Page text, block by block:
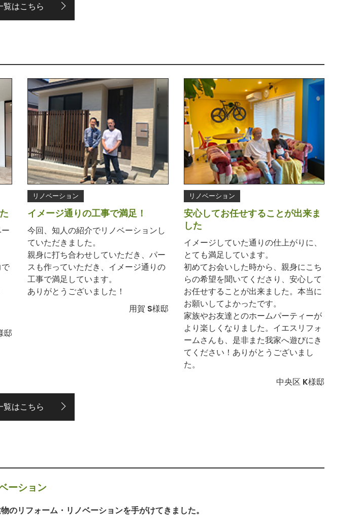
覧はこちら
邸
リノベーション
イメージ通りの工事で満足！
今回、知人の紹介でリノベーションし
ていただきました。
親身に打ち合わせしていただき、パー
スも作っていただき、イメージ通りの
工事で満足しています。
ありがとうございました！
用賀 S様邸
リノベーション
安心してお任せすることが出来ま
した
イメージしていた通りの仕上がりに、
とても満足しています。
初めてお会いした時から、親身にこち
らの希望を聞いてくださり、安心して
お任せすることが出来ました。本当に
お願いしてよかったです。
家族やお友達とのホームパーティーが
より楽しくなりました。イエスリフォ
ームさんも、是非また我家へ遊びにき
てください！ありがとうございまし
た。
中央区 K様邸
覧はこちら
ーション
のリフォーム・リノベーションを手がけてきました。